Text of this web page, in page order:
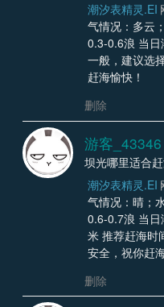
潮汐表精灵.EI
气情况：多云
0.3-0.6浪 当
一般，建议选
赶海愉快！
删除
游客_43346
坝光哪里适合
潮汐表精灵.EI
气情况：晴；
0.6-0.7浪 当
米 推荐赶海时
安全，祝你赶
删除